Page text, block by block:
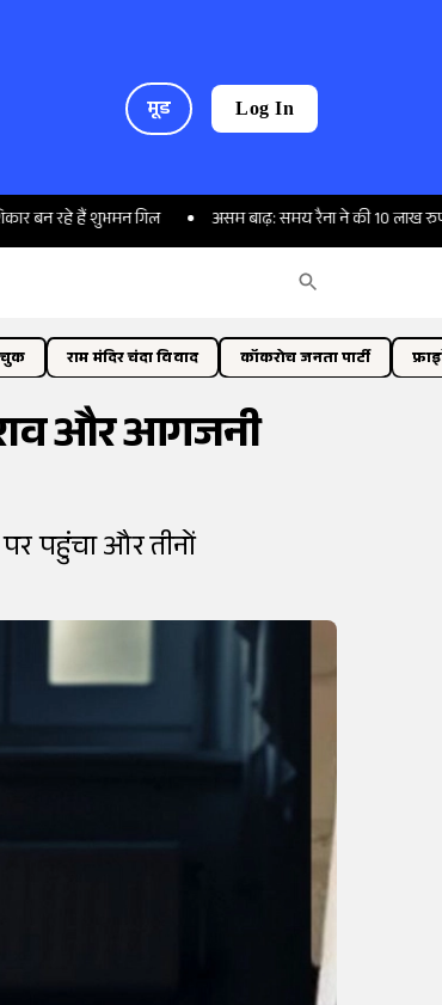
मूड Log In
हैं शुभमन गिल असम बाढ़: समय रैना ने की 10 लाख रुपये की
राम मंदिर चंदा विवाद कॉकरोच जनता पार्टी
और आगजनी
पहुंचा और तीनों